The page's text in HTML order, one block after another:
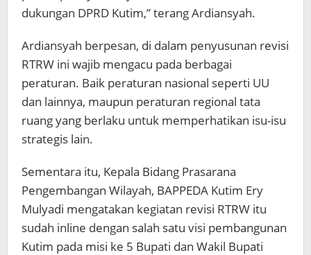
dukungan DPRD Kutim,” terang Ardiansyah.
Ardiansyah berpesan, di dalam penyusunan revisi
RTRW ini wajib mengacu pada berbagai
peraturan. Baik peraturan nasional seperti UU
dan lainnya, maupun peraturan regional tata
ruang yang berlaku untuk memperhatikan isu-isu
strategis lain.
Sementara itu, Kepala Bidang Prasarana
Pengembangan Wilayah, BAPPEDA Kutim Ery
Mulyadi mengatakan kegiatan revisi RTRW itu
sudah inline dengan salah satu visi pembangunan
Kutim pada misi ke 5 Bupati dan Wakil Bupati